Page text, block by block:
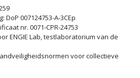
007124753-A-3CEp
nr. 0071-CPR-24753
ENGIE Lab, testlaboratorium van de
voor collectieve